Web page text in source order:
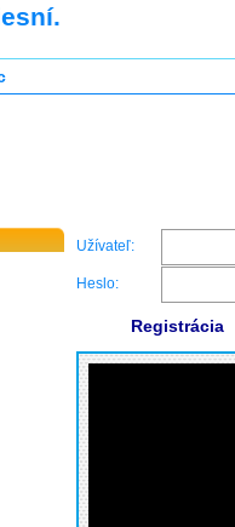
Užívateľ:
Heslo:
Registrácia